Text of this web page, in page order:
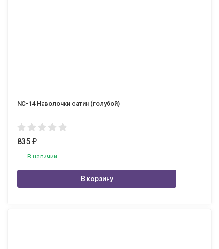
NC-14 Наволочки сатин (голубой)
835₽
В наличии
В корзину